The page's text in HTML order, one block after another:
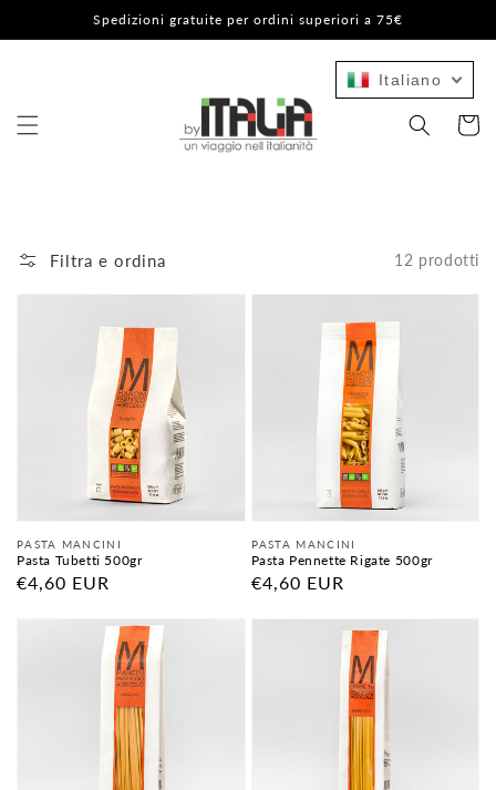
direttamente
ai contenuti
Spedizioni gratuite per ordini superiori a 75€
Carrello
Filtra e ordina 12 prodotti
Fornitore:
PASTA MANCINI
Pasta Tubetti 500gr
Prezzo
€4,60 EUR
Fornitore:
PASTA MANCINI
Pasta Pennette Rigate 500gr
Prezzo
€4,60 EUR
Italiano